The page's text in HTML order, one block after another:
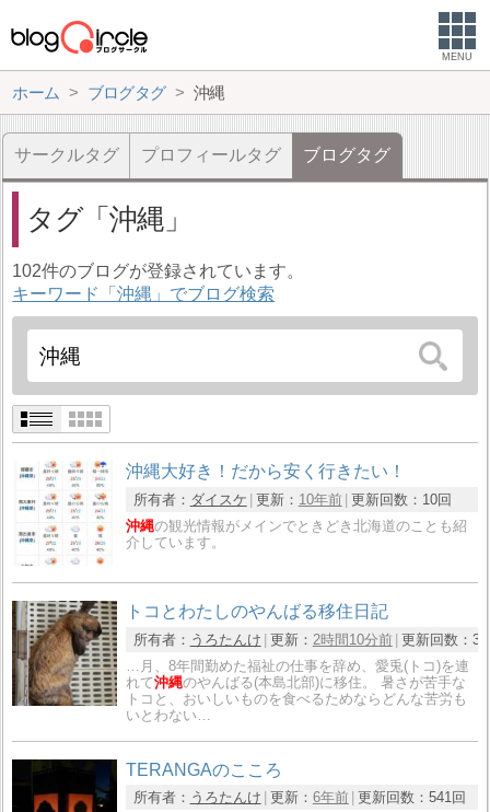
MENU
ホーム ブログタグ 沖縄
サークルタグ プロフィールタグ ブログタグ
タグ 沖縄
102件のブログが登録されています。
キーワード「沖縄」でブログ検索
沖縄大好き！だから安く行きたい！
所有者： ダイスケ 更新： 10年前 更新回数： 10回
沖縄の観光情報がメインでときどき北海道のことも紹
介しています。
トコとわたしのやんばる移住日記
所有者： うろたんけ 更新： 2時間10分前 更新回数：
…月、8年間勤めた福祉の仕事を辞め、愛兎(トコ)を連
れて沖縄のやんばる(本島北部)に移住。 暑さが苦手な
トコと、おいしいものを食べるためならどんな苦労も
いとわない…
TERANGAのこころ
所有者： うろたんけ 更新： 6年前 更新回数： 541回